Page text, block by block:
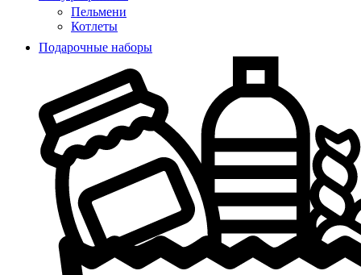
Пельмени
Котлеты
Подарочные наборы